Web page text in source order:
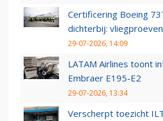
Certificering Boeing
dichterbij:
29-07-2026, 14:09
LATAM Airlines toont
Embraer E195-E2
29-07-2026, 13:34
Verscherpt toezicht